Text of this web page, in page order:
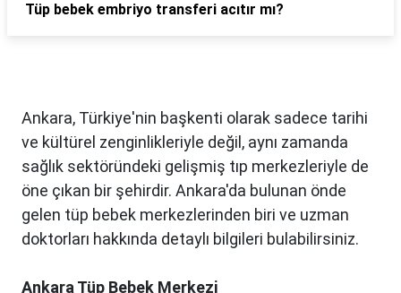
Tüp bebek embriyo transferi acıtır mı?
Ankara, Türkiye'nin başkenti olarak sadece tarihi
ve kültürel zenginlikleriyle değil, aynı zamanda
sağlık sektöründeki gelişmiş tıp merkezleriyle de
öne çıkan bir şehirdir. Ankara'da bulunan önde
gelen tüp bebek merkezlerinden biri ve uzman
doktorları hakkında detaylı bilgileri bulabilirsiniz.
Ankara Tüp Bebek Merkezi